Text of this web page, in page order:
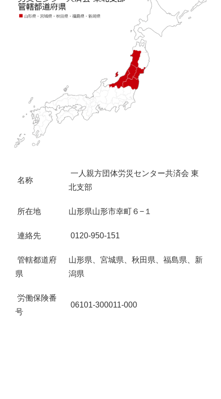
名称
一人親方団体労災センター共済会 東
北支部
所在地 山形県山形市幸町６−１
連絡先 0120-950-151
管轄都道府
県
山形県、宮城県、秋田県、福島県、新
潟県
労働保険番
号
06101-300011-000